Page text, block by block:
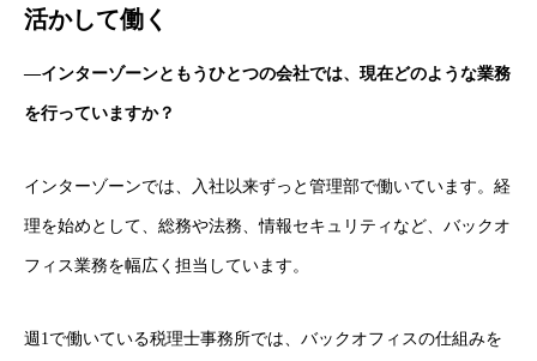
活かして働く
―インターゾーンともうひとつの会社では、現在どのような業務
を行っていますか？
インターゾーンでは、入社以来ずっと管理部で働いています。経
理を始めとして、総務や法務、情報セキュリティなど、バックオ
フィス業務を幅広く担当しています。
週1で働いている税理士事務所では、バックオフィスの仕組みを